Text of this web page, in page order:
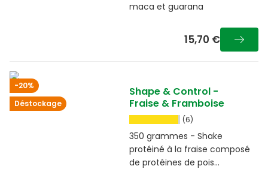
maca et guarana
15,70 €
-20%
Déstockage
Shape & Control -
Fraise & Framboise
(6)
350 grammes - Shake
protéiné à la fraise composé
de protéines de pois